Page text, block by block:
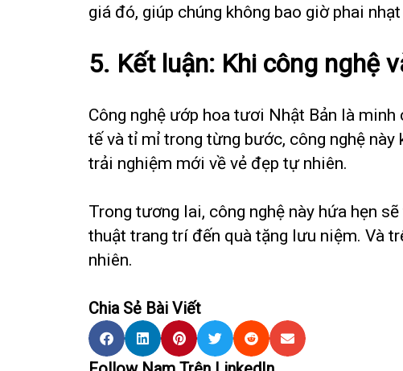
giá đó, giúp chúng không bao giờ phai
5. Kết luận: Khi công nghệ
Công nghệ ướp hoa tươi Nhật Bản là
tế và tỉ mỉ trong từng bước, công nghệ
trải nghiệm mới về vẻ đẹp tự nhiên.
Trong tương lai, công nghệ này hứa hẹn
thuật trang trí đến quà tặng lưu niệm. Và
nhiên.
Chia Sẻ Bài Viết